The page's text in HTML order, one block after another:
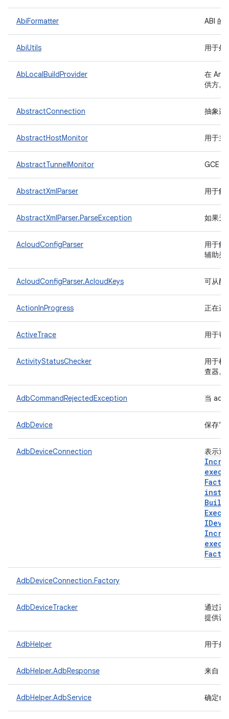
AbiFormatter ABI 的
AbiUtils 用于处
AbLocalBuildProvider
在
供方。
AbstractConnection 抽象连
AbstractHostMonitor 用于主
AbstractTunnelMonitor GCE
AbstractXmlParser 用于解
AbstractXmlParser.ParseException 如果无
AcloudConfigParser
用于解
辅助类
AcloudConfigParser.AcloudKeys 可从配
ActionInProgress 正在进
ActiveTrace 用于帮
ActivityStatusChecker
用于检
查器。
AdbCommandRejectedException 当 adb
AdbDevice 保存
AdbDeviceConnection 表示通
AdbDeviceConnection.Factory
AdbDeviceTracker
通过运
提供设
AdbHelper 用于处
AdbHelper.AdbResponse 来自
AdbHelper.AdbService 确定命